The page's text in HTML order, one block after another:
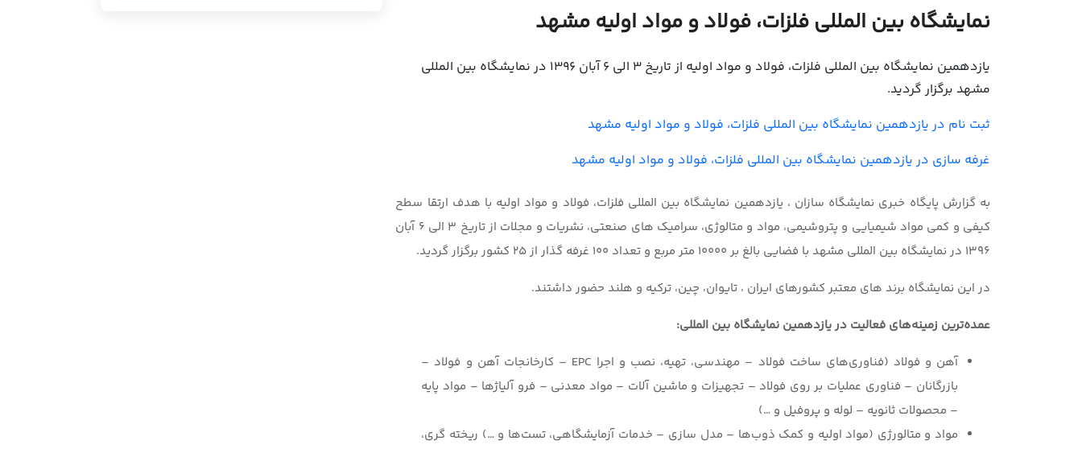
نمایشگاه بین المللی فلزات، فولاد و مواد اولیه مشهد
یازدهمین نمایشگاه بین المللی فلزات، فولاد و مواد اولیه از تاریخ 3 الی 6 آبان 1396 در نمایشگاه بین المللی
مشهد برگزار گردید.
ثبت نام در یازدهمین نمایشگاه بین المللی فلزات، فولاد و مواد اولیه مشهد
غرفه سازی در یازدهمین نمایشگاه بین المللی فلزات، فولاد و مواد اولیه مشهد
به گزارش پایگاه خبری نمایشگاه سازان ، یازدهمین نمایشگاه بین المللی فلزات، فولاد و مواد اولیه با هدف ارتقا سطح
کیفی و کمی مواد شیمیایی و پتروشیمی، مواد و متالوژی، سرامیک های صنعتی، نشریات و مجلات از تاریخ 3 الی 6 آبان
1396 در نمایشگاه بین المللی مشهد با فضایی بالغ بر 10000 متر مربع و تعداد 100 غرفه گذار از 25 کشور برگزار گردید.
در این نمایشگاه برند های معتبر کشورهای ایران ، تایوان، چین، ترکیه و هلند حضور داشتند.
عمده‌ترین زمینه‌های فعالیت در یازدهمین نمایشگاه بین المللی:
آهن و فولاد (فناوری‌های ساخت فولاد – مهندسی، تهیه، نصب و اجرا EPC – کارخانجات آهن و فولاد –
بازرگانان – فناوری عملیات بر روی فولاد – تجهیزات و ماشین آلات – مواد معدنی – فرو آلیاژها – مواد پایه
– محصولات ثانویه – لوله و پروفیل و …)
مواد و متالورژی (مواد اولیه و کمک ذوب‌ها – مدل سازی – خدمات آزمایشگاهی، تست‌ها و …) ریخته گری،